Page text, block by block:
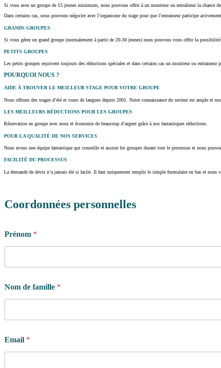
Si vous avez un groupe de 15 jeunes minimum, nous pouvons offrir à un moniteur ou entraîneur la chance
Dans certains cas, nous pouvons négocier avec l’organisme du stage pour que l’entraineur participe
GRANDS GROUPES
Si vous gérez un grand groupe (normalement à partir de 20-30 jeunes) nous pouvons vous offrir la
PETITS GROUPES
Les petits groupes reçoivent toujours des réductions spéciales et dans certains cas un moniteur ou
POURQUOI NOUS ?
AIDE À TROUVER LE MEILLEUR STAGE POUR VOTRE GROUPE
Nous offrons des stages d’été et cours de langues depuis 2001. Notre connaissance du secteur est ample et
LES MEILLEURS RÉDUCTIONS POUR LES GROUPES
Réservation en groupe avec nous et économie de beaucoup d’argent grâce à nos fantastiques réductions.
POUR LA QUALITÉ DE NOS SERVICES
Nous avons une équipe fantastique qui conseille et assiste les groupes durant tout le processus et nous
FACILITÉ DU PROCESSUS
La demande de devis n’a jamais été si facile. Il faut uniquement remplir le simple formulaire en bas et nous
f
a
l
l
i
v
i
Coordonnées personnelles
Prénom *
Nom de famille *
Email *